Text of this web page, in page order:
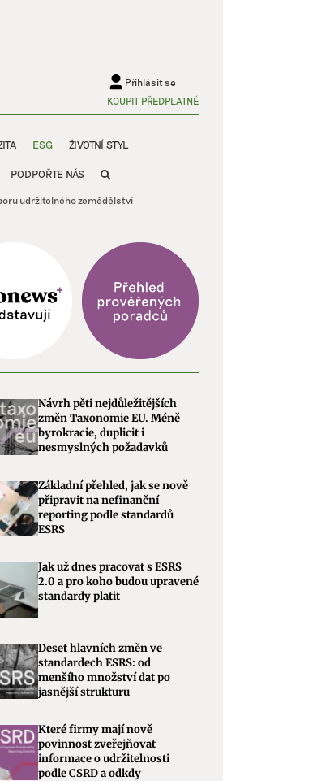
Přihlásit se
KOUPIT PŘEDPLATNÉ
ESG ŽIVOTNÍ STYL
PODPOŘTE NÁS
udržitelného zemědělství
Návrh pěti nejdůležitějších
změn Taxonomie EU. Méně
byrokracie, duplicit i
nesmyslných požadavků
Základní přehled, jak se nově
připravit na nefinanční
reporting podle standardů
ESRS
Jak už dnes pracovat s ESRS
2.0 a pro koho budou upravené
standardy platit
Deset hlavních změn ve
standardech ESRS: od
menšího množství dat po
jasnější strukturu
Které firmy mají nově
povinnost zveřejňovat
informace o udržitelnosti
podle CSRD a odkdy